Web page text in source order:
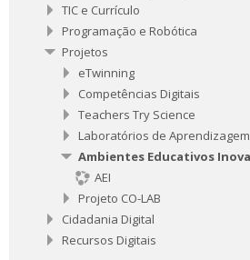
TIC e Currículo
Programação e Robótica
Projetos
eTwinning
Competências Digitais
Teachers Try Science
Laboratórios de Aprendizagem
Ambientes Educativos
AEI
Projeto CO-LAB
Cidadania Digital
Recursos Digitais